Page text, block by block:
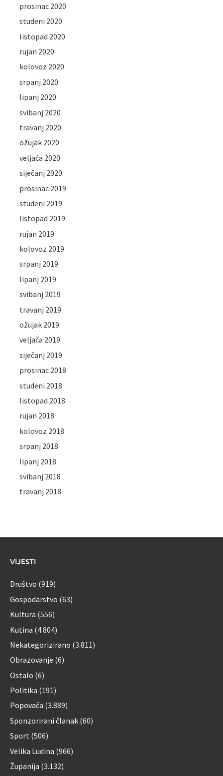
prosinac 2020
studeni 2020
listopad 2020
rujan 2020
kolovoz 2020
srpanj 2020
lipanj 2020
svibanj 2020
travanj 2020
ožujak 2020
veljača 2020
siječanj 2020
prosinac 2019
studeni 2019
listopad 2019
rujan 2019
kolovoz 2019
srpanj 2019
lipanj 2019
svibanj 2019
travanj 2019
ožujak 2019
veljača 2019
siječanj 2019
prosinac 2018
studeni 2018
listopad 2018
rujan 2018
kolovoz 2018
srpanj 2018
lipanj 2018
svibanj 2018
travanj 2018
VIJESTI
Društvo (919)
Gospodarstvo (63)
Kultura (556)
Kutina (4.804)
Nekategorizirano (3.811)
Obrazovanje (6)
Ostalo (6)
Politika (191)
Popovača (3.889)
Sponzorirani članak (60)
Sport (506)
Velika Ludina (966)
Županija (3.132)